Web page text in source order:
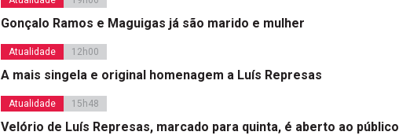
Gonçalo Ramos e Maguigas já são marido e mulher
Atualidade 12h00
A mais singela e original homenagem a Luís Represas
Atualidade 15h48
Velório de Luís Represas, marcado para quinta, é aberto ao público